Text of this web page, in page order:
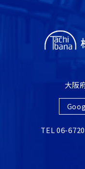
大阪
TEL 06-